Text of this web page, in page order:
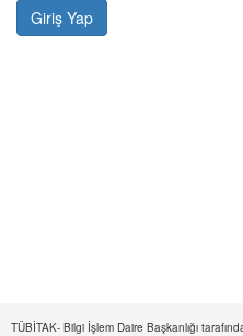
TÜBİTAK- Bilgi İşlem Daire Başkanlığı